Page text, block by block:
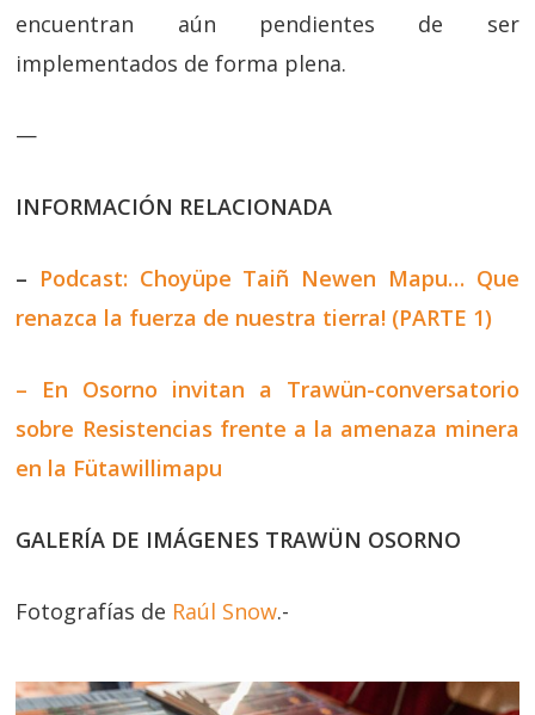
encuentran aún pendientes de ser
implementados de forma plena.
—
INFORMACIÓN RELACIONADA
– Podcast: Choyüpe Taiñ Newen Mapu… Que
renazca la fuerza de nuestra tierra! (PARTE 1)
– En Osorno invitan a Trawün-conversatorio
sobre Resistencias frente a la amenaza minera
en la Fütawillimapu
GALERÍA DE IMÁGENES TRAWÜN OSORNO
Fotografías de Raúl Snow.-